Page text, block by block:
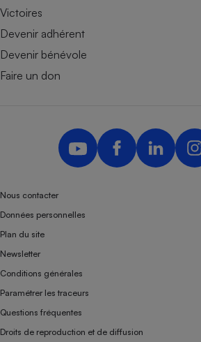
Victoires
Devenir adhérent
Devenir bénévole
Faire un don
Nous contacter
Données personnelles
Plan du site
Newsletter
Conditions générales
Paramétrer les traceurs
Questions fréquentes
Droits de reproduction et de diffusion